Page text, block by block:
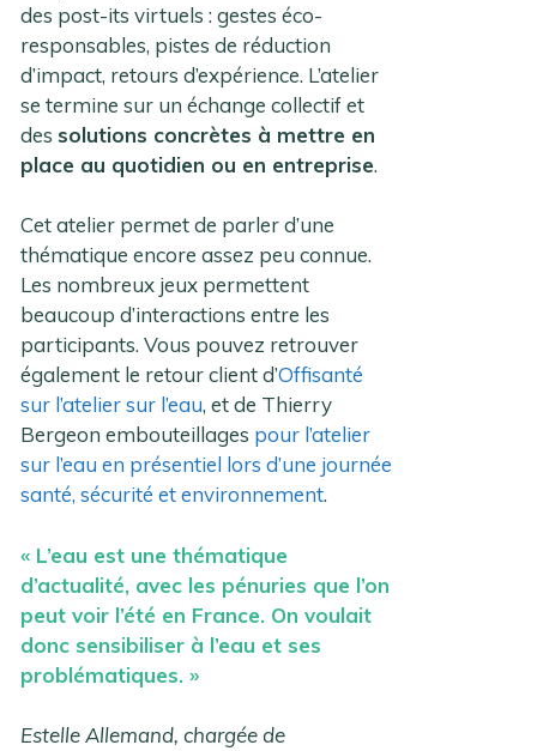
des post-its virtuels : gestes éco-
responsables, pistes de réduction
d’impact, retours d’expérience. L’atelier
se termine sur un échange collectif et
dessolutions concrètes à mettre en
place au quotidien ou en entreprise.
Cet atelier permet de parler d’une
thématique encore assez peu connue.
Les nombreux jeux permettent
beaucoup d’interactions entre les
participants. Vous pouvez retrouver
également le retour client d’Offisanté
sur l’atelier sur l’eau, et de Thierry
Bergeon embouteillages pour l’atelier
sur l’eau en présentiel lors d’une journée
santé, sécurité et environnement.
« L’eau est une thématique
d’actualité, avec les pénuries que l’on
peut voir l’été en France. On voulait
donc sensibiliser à l’eau et ses
problématiques. »
Estelle Allemand, chargée de